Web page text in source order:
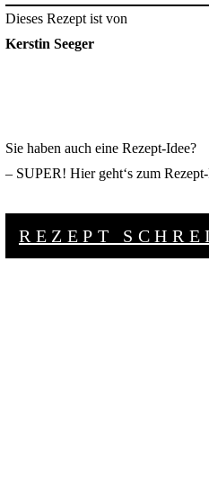
Dieses Rezept ist von
Kerstin Seeger
Sie haben auch eine Rezept-Idee?
– SUPER! Hier geht‘s zum
REZEPT